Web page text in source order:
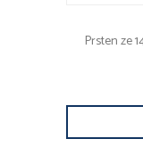
Prsten ze